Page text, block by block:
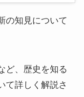
の知見について
ど、歴史を知る
て詳しく解説さ